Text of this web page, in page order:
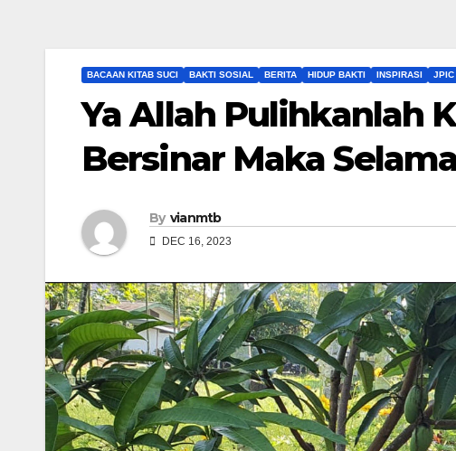
BACAAN KITAB SUCI BAKTI SOSIAL BERITA HIDUP BAKTI INSPIRASI JPIC
Ya Allah Pulihkanlah
Bersinar Maka
By vianmtb
DEC 16, 2023